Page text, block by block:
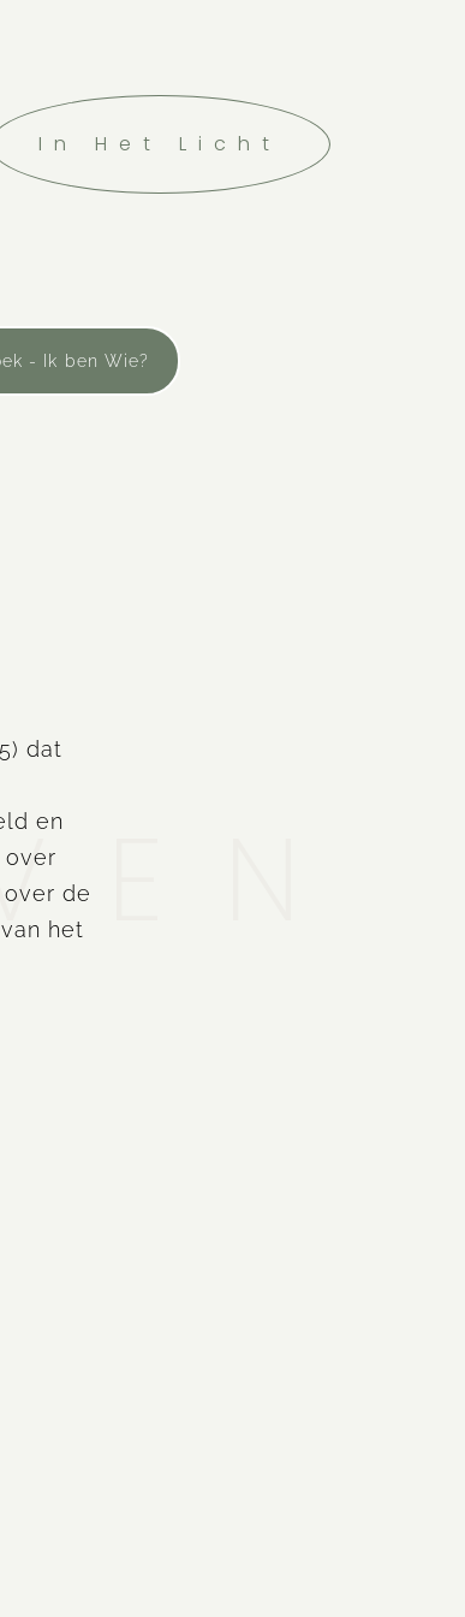
In Het Licht
- Ik ben Wie?
dat
en
over
de
het